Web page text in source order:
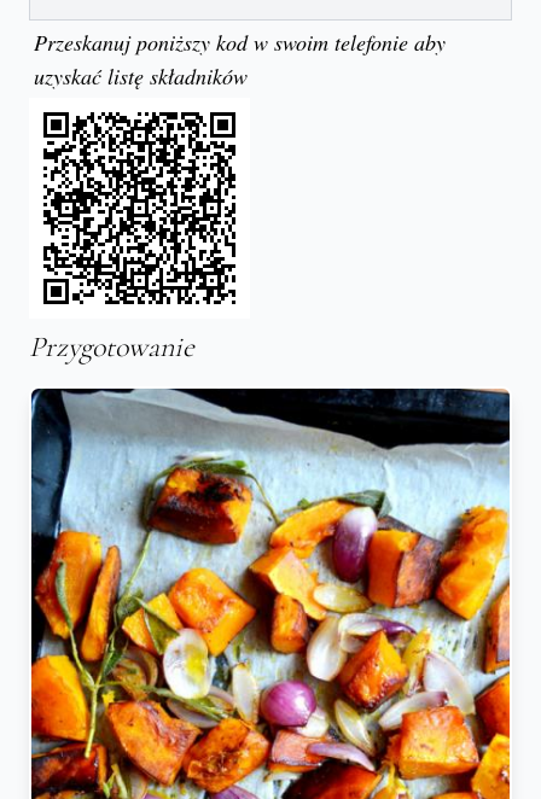
Przeskanuj poniższy kod w swoim telefonie aby
uzyskać listę składników
Przygotowanie